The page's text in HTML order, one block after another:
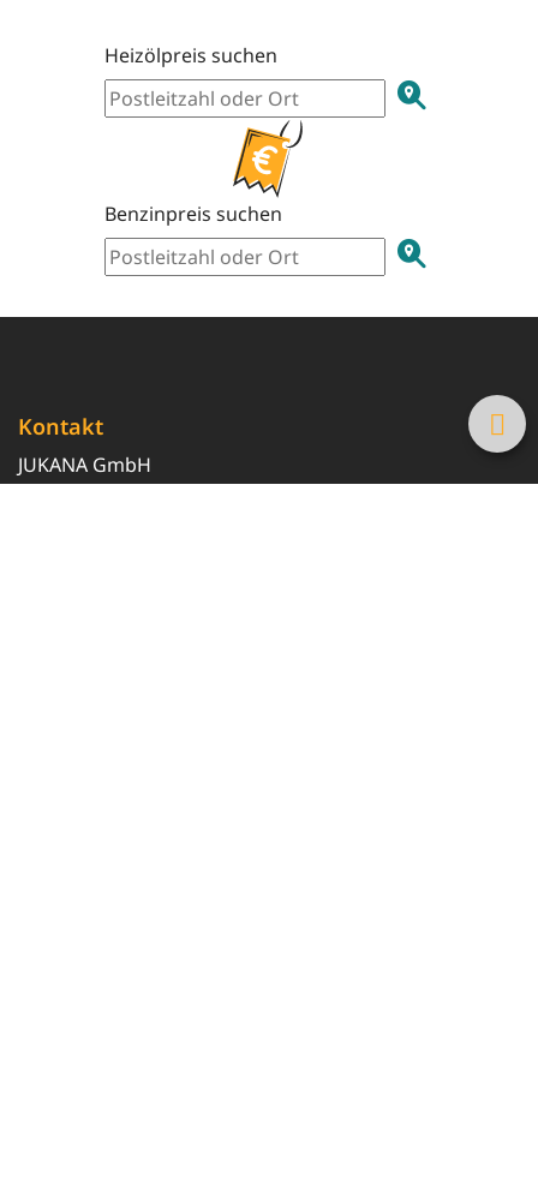
Heizölpreis suchen
Benzinpreis suchen
Kontakt
JUKANA GmbH